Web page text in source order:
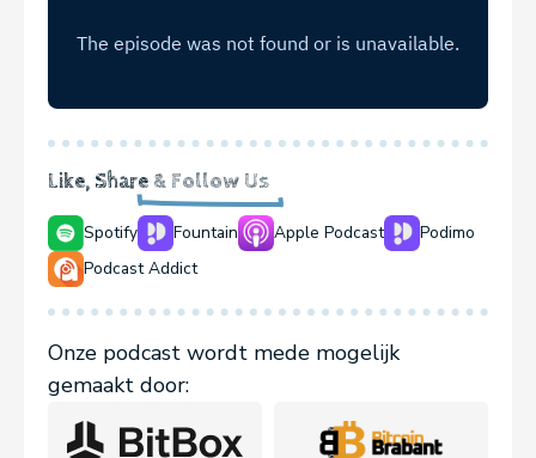
Like, Share & Follow Us
Spotify Fountain Apple Podcast
Podimo
Podcast Addict
Onze podcast wordt mede mogelijk
gemaakt door: